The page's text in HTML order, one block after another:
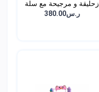
زحليقة و مرجيحة مع سلة
ر.س380.00